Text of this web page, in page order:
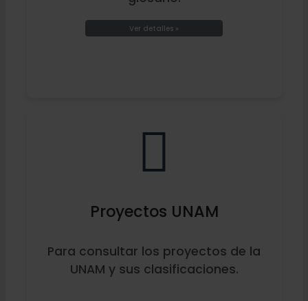
Ver detalles »
Proyectos UNAM
Para consultar los proyectos de la
UNAM y sus clasificaciones.